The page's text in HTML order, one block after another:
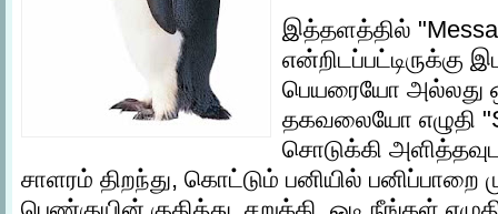
இத்தளத்தில்
என்றிடப்பட்டிருக்கு
பெயரையோ அல்லது
தகவலையோ எழுதி
சொடுக்கி
சாளரம் திறந்து, கொட்டும் பனியில் பனிப்பாறை